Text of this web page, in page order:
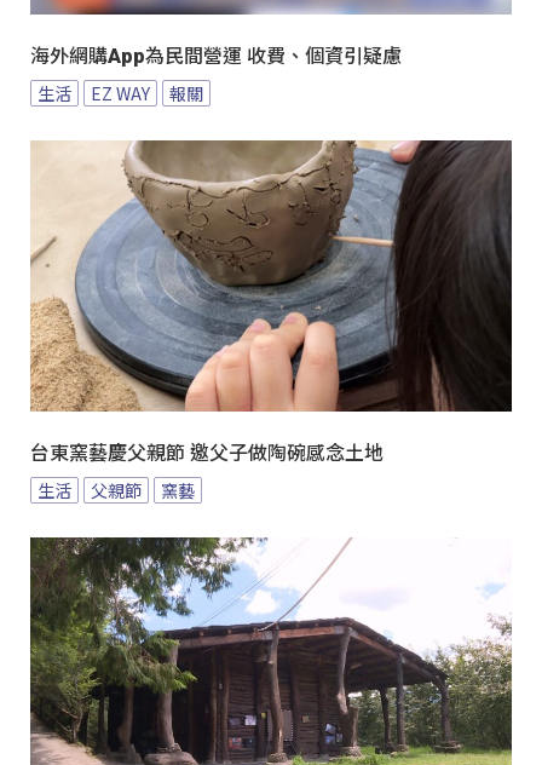
海外網購App為民間營運 收費、個資引疑慮
生活 EZ WAY 報關
台東窯藝慶父親節 邀父子做陶碗感念土地
生活 父親節 窯藝